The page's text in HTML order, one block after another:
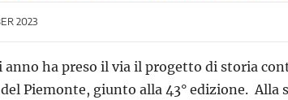
2023
anno ha preso il via il progetto di storia
Piemonte, giunto alla 43° edizione.